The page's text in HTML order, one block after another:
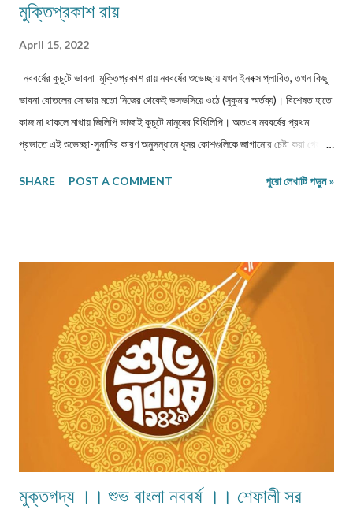
মুক্তিপ্রকাশ রায়
April 15, 2022
নববর্ষের কুচুটে ভাবনা মুক্তিপ্রকাশ রায় নববর্ষের শুভেচ্ছায় যখন ইনবক্স প্লাবিত, তখন কিছু
ভাবনা বোতলের সোডার মতো নিজের থেকেই ভসভসিয়ে ওঠে (সুকুমার স্মর্তব্য)। বিশেষত হাতে
কাজ না থাকলে মাথায় জিলিপি ভাজাই কুচুটে মানুষের বিধিলিপি। অতএব নববর্ষের প্রথম
প্রভাতে এই শুভেচ্ছা-সুনামির কারণ অনুসন্ধানে ধূসর কোশগুলিকে জাগানোর চেষ্টা করা গেল।
বন্দোবস্ত হবে? শুধু এ-বছর নয়, কোনও বছরই কি এরকম কর্নওয়ালিসীয় পরিকল্পনা কার্যকর
নিজের কাজকর্মের সুবিধার জন্য তাকে ছোটোখাটো এককে বা ইউনিটে ভেঙেছে। অতএব নতুন
বছর এইরকম এক কাল্পনিক ধারণা বই কিছু নয়। সময়ের নিরন্তর প্রবাহে এক
চক্রান্তবিশেষ। পৃথিবীর নিজ কক্ষপথে একচক্কর ঘোরা শেষ হলে, সে যখন আবার পুরোনো
SHARE POST A COMMENT পুরো লেখাটি পড়ুন »
মুক্তগদ্য ।। শুভ বাংলা নববর্ষ ।। শেফালী সর